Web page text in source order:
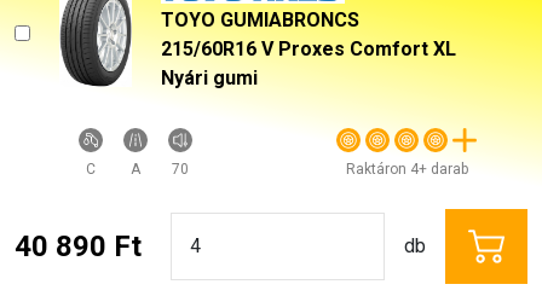
TOYO GUMIABRONCS
215/60R16 V Proxes Comfort XL
Nyári gumi
C A 70 Raktáron 4+ darab
40 890 Ft db